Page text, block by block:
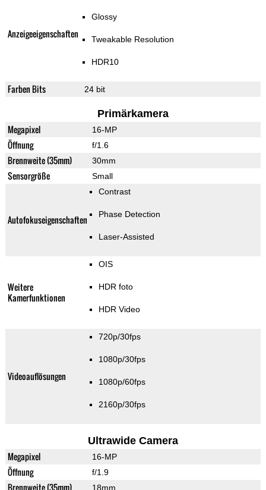
Anzeigeeigenschaften
Glossy
Tweakable Resolution
HDR10
Farben Bits 24 bit
Primärkamera
Megapixel 16-MP
Öffnung f/1.6
Brennweite (35mm) 30mm
Sensorgröße Small
Autofokuseigenschaften
Contrast
Phase Detection
Laser-Assisted
Weitere
Kamerfunktionen
OIS
HDR foto
HDR Video
Videoauflösungen
720p/30fps
1080p/30fps
1080p/60fps
2160p/30fps
Ultrawide Camera
Megapixel 16-MP
Öffnung f/1.9
Brennweite (35mm) 18mm